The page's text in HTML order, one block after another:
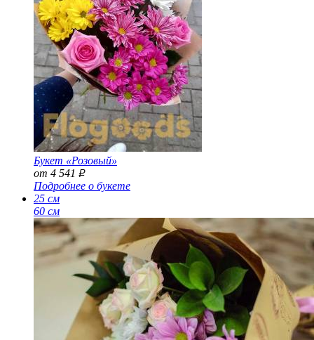
Букет «Розовый»
от 4 541 Р
Подробнее о букете
25 см
60 см